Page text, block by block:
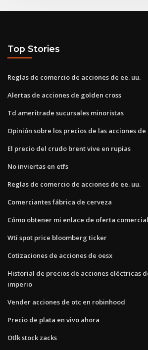
Top Stories
Reglas de comercio de acciones de ee. uu.
Alertas de acciones de golden cross
Td ameritrade sucursales minoristas
Opinión sobre los precios de las acciones de
El precio del crudo brent vive en rupias
No inviertas en etfs
Reglas de comercio de acciones de ee. uu.
Comerciantes fábrica de cerveza
Cómo obtener mi enlace de oferta comercial
Wti spot price bloomberg ticker
Cotizaciones de acciones de oesx
Historial de precios de acciones eléctricas
imperio
Vender acciones de otc en robinhood
Precio de plata en vivo ahora
Otlk stock zacks